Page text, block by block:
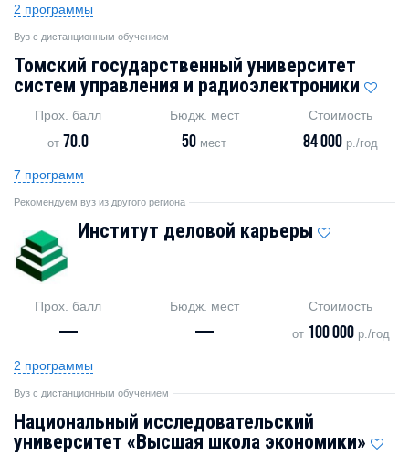
2 программы
Вуз с дистанционным обучением
Томский государственный университет
систем управления и радиоэлектроники
Прох. балл
от 70.0
Бюдж. мест
50 мест
Стоимость
84 000 р./год
7 программ
Рекомендуем вуз из другого региона
Институт деловой карьеры
Прох. балл
—
Бюдж. мест
—
Стоимость
от 100 000р./год
2 программы
Вуз с дистанционным обучением
Национальный исследовательский
университет «Высшая школа экономики»